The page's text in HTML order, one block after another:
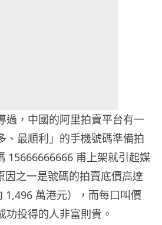
過，中國的阿里拍賣平台有一
、最順利」的手機號碼準備拍
15666666666 甫上架就引起媒
因之一是號碼的拍賣底價高達
1,496 萬港元），而每口叫價
功投得的人非富則貴。